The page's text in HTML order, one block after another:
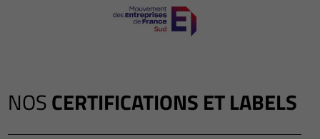
NOSCERTIFICATIONS ET LABELS